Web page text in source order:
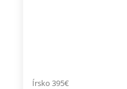
Írsko 395€